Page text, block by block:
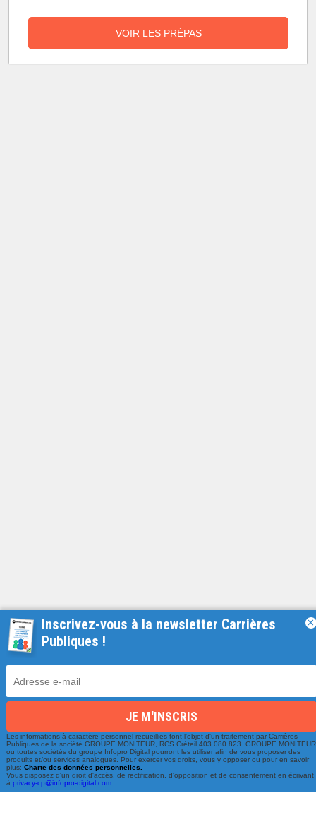
VOIR LES PRÉPAS
Une équipe à votre écoute
01 79 06 76 68
info@carrieres-publiques.com
Inscrivez-vous à la newsletter Carrières
Publiques !
Les informations à caractère personnel recueillies font l'objet d'un traitement par Carrières
Publiques de la société GROUPE MONITEUR, RCS Créteil 403.080.823. GROUPE MONITEUR
ou toutes sociétés du groupe Infopro Digital pourront les utiliser afin de vous proposer des
produits et/ou services analogues. Pour exercer vos droits, vous y opposer ou pour en savoir
plus:Charte des données personnelles.
Vous disposez d'un droit d'accès, de rectification, d'opposition et de consentement en écrivant
àprivacy-cp@infopro-digital.com
×